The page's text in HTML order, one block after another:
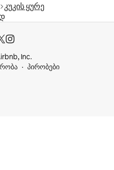
კუკის ყურე
Inc.
პირობები